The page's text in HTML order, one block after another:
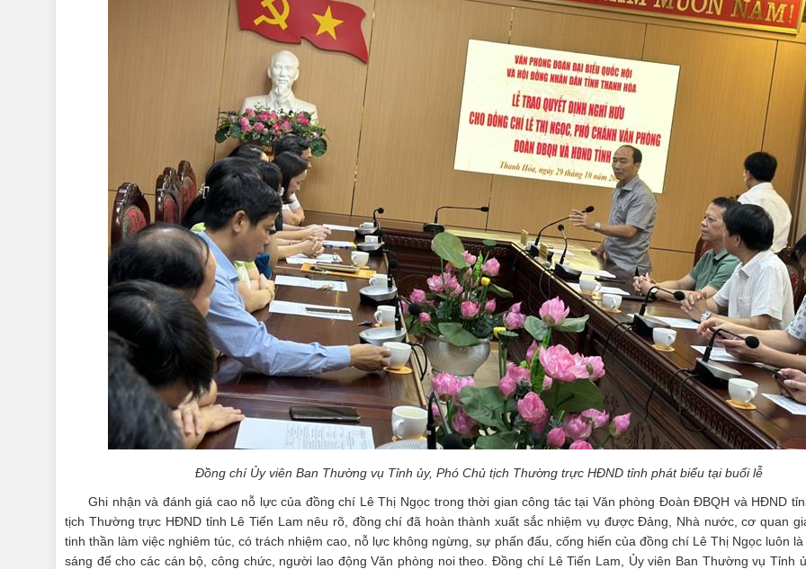
Đồng chí Ủy viên Ban Thường vụ Tỉnh ủy, Phó Chủ tịch Thường trực HĐND tỉnh phát biểu tại buổi lễ
Ghi nhận và đánh giá cao nỗ lực của đồng chí Lê Thị Ngọc trong thời gian công tác tại Văn phòng Đoàn ĐBQH và HĐND
tịch Thường trực HĐND tỉnh Lê Tiến Lam nêu rõ, đồng chí đã hoàn thành xuất sắc nhiệm vụ được Đảng, Nhà nước, cơ quan
tinh thần làm việc nghiêm túc, có trách nhiệm cao, nỗ lực không ngừng, sự phấn đấu, cống hiến của đồng chí Lê Thị Ngọc luôn
sáng để cho các cán bộ, công chức, người lao động Văn phòng noi theo. Đồng chí Lê Tiến Lam, Ủy viên Ban Thường vụ Tỉnh